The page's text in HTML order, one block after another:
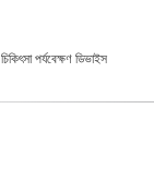
চিকিৎসা পর্যবেক্ষণ ডিভাইস